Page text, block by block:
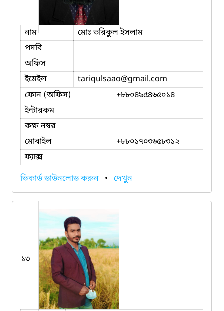
নাম
মোঃ তরিকুল ইসলাম
পদবি
অফিস
ইমেইল
tariqulsaao@gmail.com
ফোন (অফিস)
+৮৮০৪৯৫৪৬৫০১৪
ইন্টারকম
কক্ষ নম্বর
মোবাইল
+৮৮০১৭০৩৬৫৮৩১২
ফ্যাক্স
ভিকার্ড ডাউনলোড করুন • দেখুন
১৩